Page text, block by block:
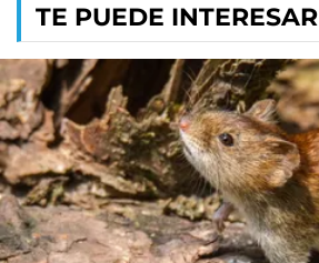
TE PUEDE INTERESAR